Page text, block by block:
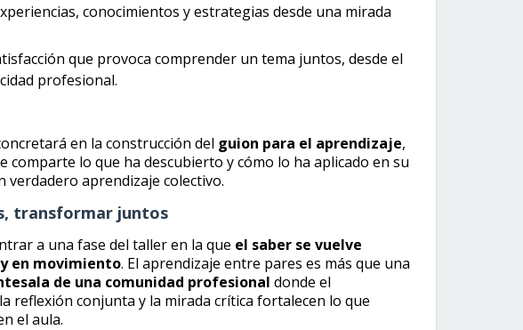
conocimientos y estrategias desde una mirada
que provoca comprender un tema juntos, desde el
profesional.
en la construcción del guion para el aprendizaje,
comparte lo que ha descubierto y cómo lo ha aplicado en su
verdadero aprendizaje colectivo.
transformar juntos
a una fase del taller en la que el saber se vuelve
en movimiento. El aprendizaje entre pares es más que una
de una comunidad profesional donde el
reflexión conjunta y la mirada crítica fortalecen lo que
el aula.